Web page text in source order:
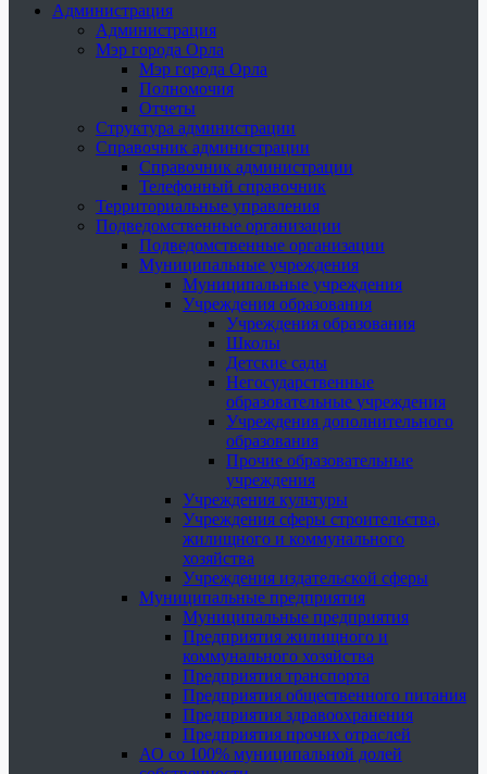
Администрация
Администрация
Мэр города Орла
Мэр города Орла
Полномочия
Отчеты
Структура администрации
Справочник администрации
Справочник администрации
Телефонный справочник
Территориальные управления
Подведомственные организации
Подведомственные организации
Муниципальные учреждения
Муниципальные учреждения
Учреждения образования
Учреждения образования
Школы
Детские сады
Негосударственные
образовательные учреждения
Учреждения дополнительного
образования
Прочие образовательные
учреждения
Учреждения культуры
Учреждения сферы строительства,
жилищного и коммунального
хозяйства
Учреждения издательской сферы
Муниципальные предприятия
Муниципальные предприятия
Предприятия жилищного и
коммунального хозяйства
Предприятия транспорта
Предприятия общественного питания
Предприятия здравоохранения
Предприятия прочих отраслей
АО со 100% муниципальной долей